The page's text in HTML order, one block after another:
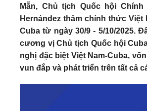
Mẫn, Chủ tịch Quốc hội
Hernández thăm chính thức
Cuba từ ngày 30/9 - 5/10/2025.
cương vị Chủ tịch Quốc hội
nghị đặc biệt Việt Nam-Cuba,
vun đắp và phát triển trên tất cả